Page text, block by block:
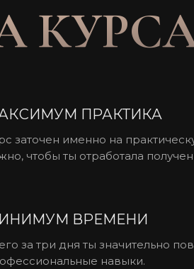
ПРАКТИКА
ВРЕМЕНИ
заточен именно на
чтобы ты отработала
за три дня ты значительно
навыки.